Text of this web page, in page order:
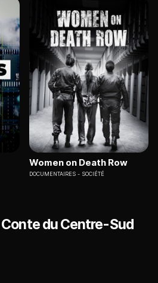
Women on Death Row
DOCUMENTAIRES SOCIÉTÉ
du Centre-Sud